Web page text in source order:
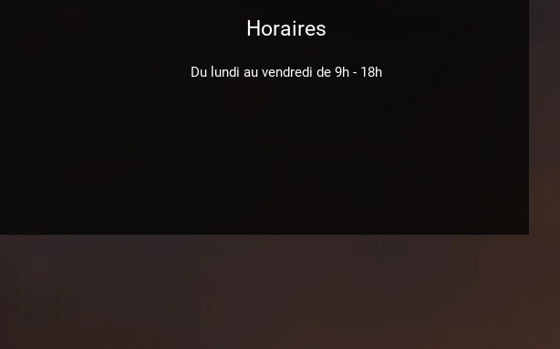
Horaires
Du lundi au vendredi de 9h - 18h